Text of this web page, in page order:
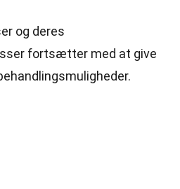
og deres
fortsætter med at give